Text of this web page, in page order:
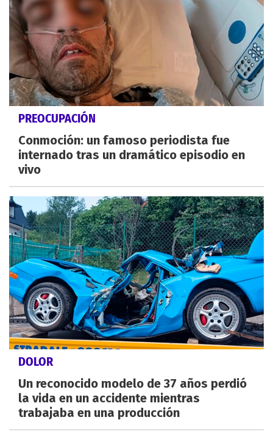
PREOCUPACIÓN
Conmoción: un famoso periodista fue
internado tras un dramático episodio en
vivo
DOLOR
Un reconocido modelo de 37 años perdió
la vida en un accidente mientras
trabajaba en una producción